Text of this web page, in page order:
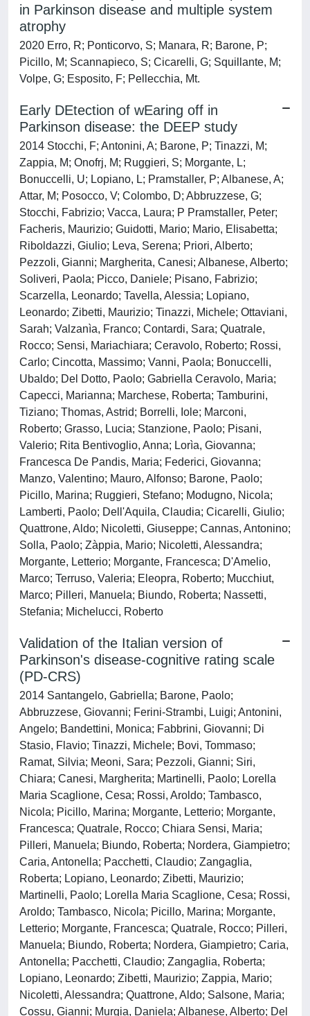
in Parkinson disease and multiple system
atrophy
2020 Erro, R; Ponticorvo, S; Manara, R; Barone, P;
Picillo, M; Scannapieco, S; Cicarelli, G; Squillante, M;
Volpe, G; Esposito, F; Pellecchia, Mt.
Early DEtection of wEaring off in
Parkinson disease: the DEEP study
2014 Stocchi, F; Antonini, A; Barone, P; Tinazzi, M;
Zappia, M; Onofrj, M; Ruggieri, S; Morgante, L;
Bonuccelli, U; Lopiano, L; Pramstaller, P; Albanese, A;
Attar, M; Posocco, V; Colombo, D; Abbruzzese, G;
Stocchi, Fabrizio; Vacca, Laura; P Pramstaller, Peter;
Facheris, Maurizio; Guidotti, Mario; Mario, Elisabetta;
Riboldazzi, Giulio; Leva, Serena; Priori, Alberto;
Pezzoli, Gianni; Margherita, Canesi; Albanese, Alberto;
Soliveri, Paola; Picco, Daniele; Pisano, Fabrizio;
Scarzella, Leonardo; Tavella, Alessia; Lopiano,
Leonardo; Zibetti, Maurizio; Tinazzi, Michele; Ottaviani,
Sarah; Valzanìa, Franco; Contardi, Sara; Quatrale,
Rocco; Sensi, Mariachiara; Ceravolo, Roberto; Rossi,
Carlo; Cincotta, Massimo; Vanni, Paola; Bonuccelli,
Ubaldo; Del Dotto, Paolo; Gabriella Ceravolo, Maria;
Capecci, Marianna; Marchese, Roberta; Tamburini,
Tiziano; Thomas, Astrid; Borrelli, Iole; Marconi,
Roberto; Grasso, Lucia; Stanzione, Paolo; Pisani,
Valerio; Rita Bentivoglio, Anna; Lorìa, Giovanna;
Francesca De Pandis, Maria; Federici, Giovanna;
Manzo, Valentino; Mauro, Alfonso; Barone, Paolo;
Picillo, Marina; Ruggieri, Stefano; Modugno, Nicola;
Lamberti, Paolo; Dell'Aquila, Claudia; Cicarelli, Giulio;
Quattrone, Aldo; Nicoletti, Giuseppe; Cannas, Antonino;
Solla, Paolo; Zàppia, Mario; Nicoletti, Alessandra;
Morgante, Letterio; Morgante, Francesca; D'Amelio,
Marco; Terruso, Valeria; Eleopra, Roberto; Mucchiut,
Marco; Pilleri, Manuela; Biundo, Roberta; Nassetti,
Stefania; Michelucci, Roberto
Validation of the Italian version of
Parkinson's disease-cognitive rating scale
(PD-CRS)
2014 Santangelo, Gabriella; Barone, Paolo;
Abbruzzese, Giovanni; Ferini-Strambi, Luigi; Antonini,
Angelo; Bandettini, Monica; Fabbrini, Giovanni; Di
Stasio, Flavio; Tinazzi, Michele; Bovi, Tommaso;
Ramat, Silvia; Meoni, Sara; Pezzoli, Gianni; Siri,
Chiara; Canesi, Margherita; Martinelli, Paolo; Lorella
Maria Scaglione, Cesa; Rossi, Aroldo; Tambasco,
Nicola; Picillo, Marina; Morgante, Letterio; Morgante,
Francesca; Quatrale, Rocco; Chiara Sensi, Maria;
Pilleri, Manuela; Biundo, Roberta; Nordera, Giampietro;
Caria, Antonella; Pacchetti, Claudio; Zangaglia,
Roberta; Lopiano, Leonardo; Zibetti, Maurizio;
Martinelli, Paolo; Lorella Maria Scaglione, Cesa; Rossi,
Aroldo; Tambasco, Nicola; Picillo, Marina; Morgante,
Letterio; Morgante, Francesca; Quatrale, Rocco; Pilleri,
Manuela; Biundo, Roberta; Nordera, Giampietro; Caria,
Antonella; Pacchetti, Claudio; Zangaglia, Roberta;
Lopiano, Leonardo; Zibetti, Maurizio; Zappia, Mario;
Nicoletti, Alessandra; Quattrone, Aldo; Salsone, Maria;
Cossu, Gianni; Murgia, Daniela; Albanese, Alberto; Del